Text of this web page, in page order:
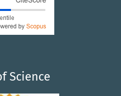
Science